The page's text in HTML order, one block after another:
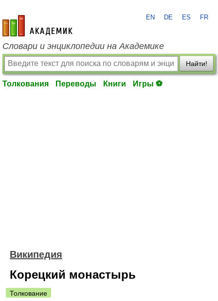
academic.ru
EN DE ES FR
Словари и энциклопедии на Академике
Найти!
Толкования Переводы Книги Игры ⚽
Википедия
Корецкий монастырь
Толкование